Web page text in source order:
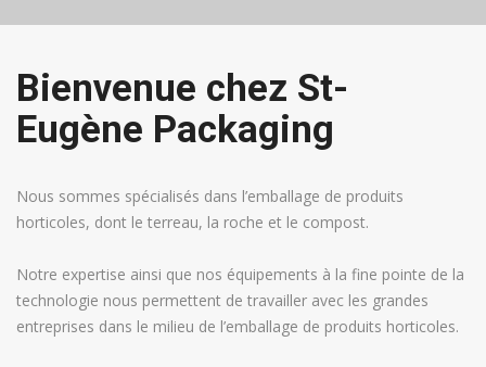
Bienvenue chez St-
Eugène Packaging
Nous sommes spécialisés dans l’emballage de produits
horticoles, dont le terreau, la roche et le compost.
Notre expertise ainsi que nos équipements à la fine pointe de la
technologie nous permettent de travailler avec les grandes
entreprises dans le milieu de l’emballage de produits horticoles.